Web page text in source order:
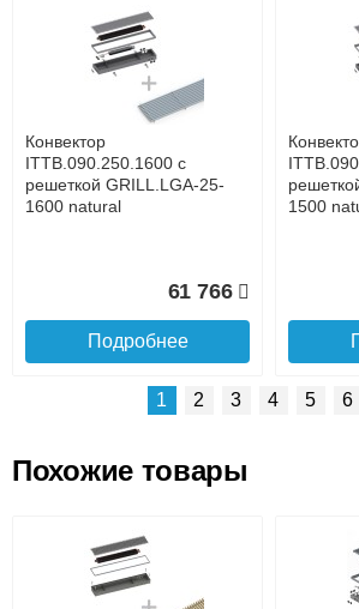
Доставка сантехники по Москве и
до
Наличный расчёт
Банковской картой на сайте в
времени
Банковской картой при
доставке, так и самовывозом
Интернет-деньгами (Yandex-
Qiwi-кошельки и другие).
Безналичный расчёт (возможно
подробнее...
Конвектор
ITTB.090.250.1600 с
решеткой GRILL.LGA-25-
1600 natural
61 766
Подробнее
1500
ITTB.090.250.1400 с
решеткой GRILL.LGA-25-
1400 natural
1300
1 2 3 4 5 6
Похожие товары